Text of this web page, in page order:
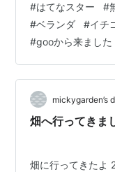
みのグループラン
ら来ました～頑張
週もよろしくお願
gooからきました
ング参加中ガーデ
ル ラ…
#はてなスター #
#ベランダ #イチ
#gooから来ました
mickygarden’s
畑へ行ってきま
畑に行ってきたよ